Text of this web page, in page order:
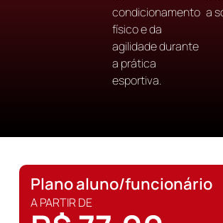
condicionamento
físico e da
agilidade durante
a prática
esportiva.
a
Plano aluno/funcionário
A PARTIR DE